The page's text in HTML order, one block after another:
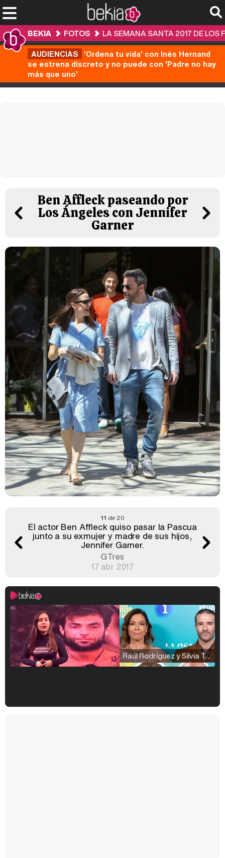
BEKIA FOTOS
LA SEMANA SANTA 2017 DE LOS
AUDIENCIAS 'Ordena tu vida' con Inés Hernand
se estrena discreto y no puede con 'Padre no hay
más que uno'
Ben Affleck paseando por
Los Ángeles con Jennifer
Garner
11 de 20
El actor Ben Affleck quiso pasar la Pascua
junto a su exmujer y madre de sus hijos,
Jennifer Garner.
GTres
17 abr 2017
Raúl Rodríguez y Silvia Taulés nos cuentan su papel en 'La familia de la tele'